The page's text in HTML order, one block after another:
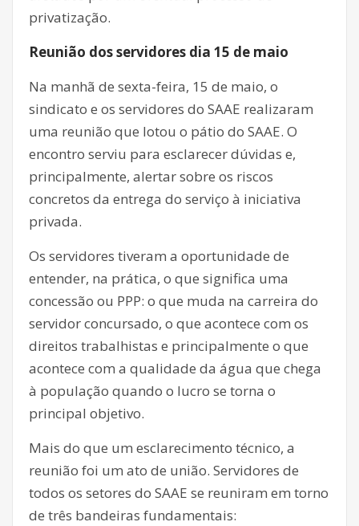
privatização.
Reunião dos servidores dia 15 de maio
Na manhã de sexta-feira, 15 de maio, o
sindicato e os servidores do SAAE realizaram
uma reunião que lotou o pátio do SAAE. O
encontro serviu para esclarecer dúvidas e,
principalmente, alertar sobre os riscos
concretos da entrega do serviço à iniciativa
privada.
Os servidores tiveram a oportunidade de
entender, na prática, o que significa uma
concessão ou PPP: o que muda na carreira do
servidor concursado, o que acontece com os
direitos trabalhistas e principalmente o que
acontece com a qualidade da água que chega
à população quando o lucro se torna o
principal objetivo.
Mais do que um esclarecimento técnico, a
reunião foi um ato de união. Servidores de
todos os setores do SAAE se reuniram em torno
de três bandeiras fundamentais: